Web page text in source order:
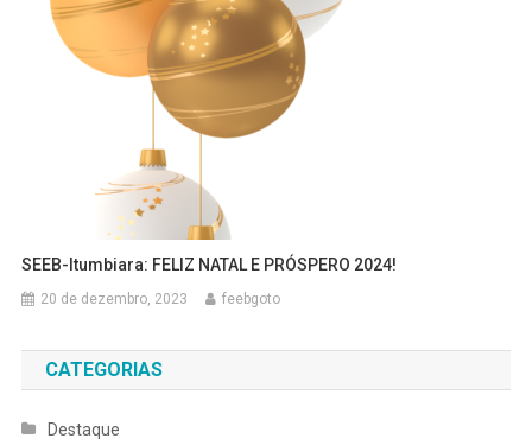
SEEB-Itumbiara: FELIZ NATAL E PRÓSPERO 2024!
20 de dezembro, 2023 feebgoto
CATEGORIAS
Destaque